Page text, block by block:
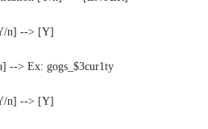
n] --> [Y]
--> Ex: gogs_$3cur1ty
n] --> [Y]